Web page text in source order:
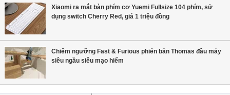
Xiaomi ra mắt bàn phím cơ Yuemi Fullsize 104 phím, sử
dụng switch Cherry Red, giá 1 triệu đồng
Chiêm ngưỡng Fast & Furious phiên bản Thomas đầu máy
siêu ngầu siêu mạo hiểm